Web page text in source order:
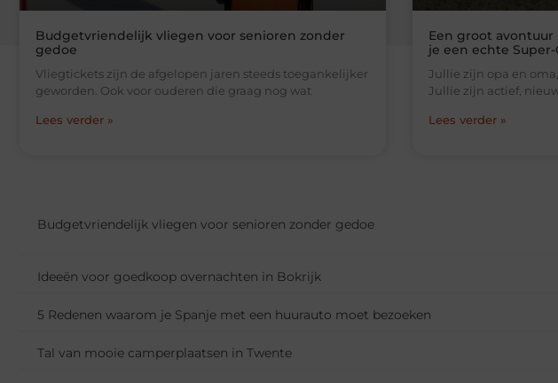
Budgetvriendelijk vliegen voor senioren zonder
gedoe
Vliegtickets zijn de afgelopen jaren steeds toegankelijker
geworden. Ook voor ouderen die graag nog wat
Lees verder »
Een groot
je een echte
Jullie zijn opa en
Jullie zijn actief,
Lees verder »
Budgetvriendelijk vliegen voor senioren zonder gedoe
Ideeën voor goedkoop overnachten in Bokrijk
5 Redenen waarom je Spanje met een huurauto moet bezoeken
Tal van mooie camperplaatsen in Twente